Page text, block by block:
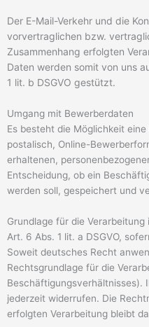
Der E-Mail-Verkehr und die
vorvertraglichen bzw.
Zusammenhang erfolgten
Daten werden somit von uns
1 lit. b DSGVO gestützt.
Umgang mit Bewerberdaten
Es besteht die Möglichkeit
postalisch, Online-
erhaltenen,
Entscheidung, ob ein
werden soll, gespeichert und
Grundlage für die Verarbeitung
Art. 6 Abs. 1 lit. a DSGVO,
Soweit deutsches Recht
Rechtsgrundlage für die
Beschäftigungsverhältnisses).
jederzeit widerrufen. Die
erfolgten Verarbeitung bleibt